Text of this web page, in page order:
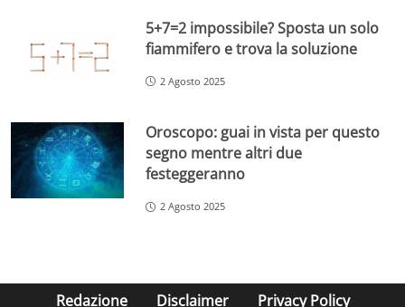
5+7=2 impossibile? Sposta un solo
fiammifero e trova la soluzione
2 Agosto 2025
Oroscopo: guai in vista per questo
segno mentre altri due
festeggeranno
2 Agosto 2025
Redazione Disclaimer Privacy Policy